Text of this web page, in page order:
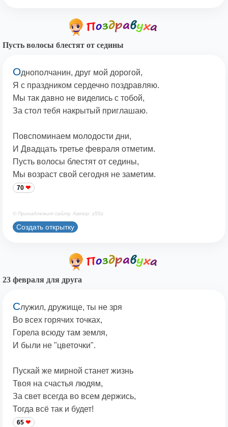
Пусть волосы блестят от седины
Однополчанин, друг мой дорогой,
Я с праздником сердечно поздравляю.
Мы так давно не виделись с тобой,
За стол тебя накрытый приглашаю.
Повспоминаем молодости дни,
И Двадцать третье февраля отметим.
Пусть волосы блестят от седины,
Мы возраст свой сегодня не заметим.
70
© Принадлежит сайту. Автор: z55z
Создать открытку
23 февраля для друга
Служил, дружище, ты не зря
Во всех горячих точках,
Горела всюду там земля,
И были не "цветочки".
Пускай же мирной станет жизнь
Твоя на счастья людям,
За свет всегда во всем держись,
Тогда всё так и будет!
65